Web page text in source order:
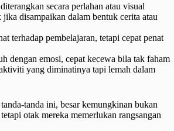
secara perlahan atau visual
disampaikan dalam bentuk cerita atau
terhadap pembelajaran, tetapi cepat penat
dengan emosi, cepat kecewa bila tak faham
yang diminatinya tapi lemah dalam
tanda ini, besar kemungkinan bukan
otak mereka memerlukan rangsangan